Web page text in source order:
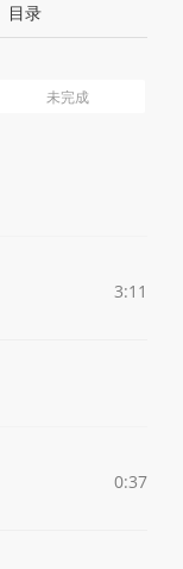
目录
未完成
3:11
0:37